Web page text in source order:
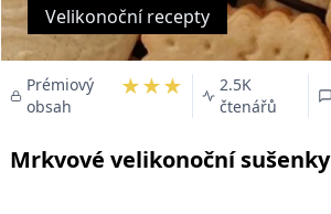
Velikonoční recepty
Prémiový
obsah
★★★
2.5K
čtenářů
Mrkvové velikonoční sušenky